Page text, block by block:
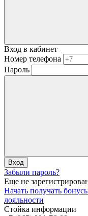
Вход в кабинет
Номер телефона
Пароль
Вход
Забыли пароль?
Еще не
Начать получать
лояльности
Стойка информации